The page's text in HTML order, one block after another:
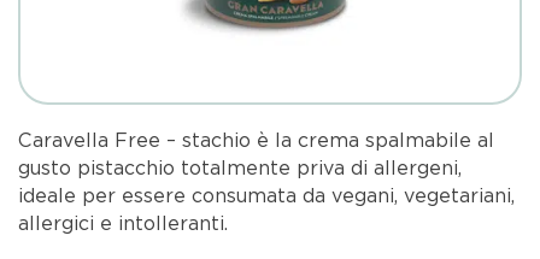
Caravella Free – stachio è la crema spalmabile al
gusto pistacchio totalmente priva di allergeni,
ideale per essere consumata da vegani, vegetariani,
allergici e intolleranti.